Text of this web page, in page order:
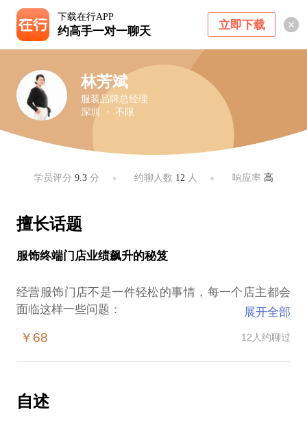
下载在行APP
约高手一对一聊天 立即下载
林芳斌
服装品牌总经理
深圳 ・ 不限
学员评分9.3 分 约聊人数 12 人 响应率 高
擅长话题
服饰终端门店业绩飙升的秘笈
经营服饰门店不是一件轻松的事情，每一个店主都会
面临这样一些问题：
如何提升客单价？
门店业绩，那么你需要一套简单、实效的业绩改善方
法；需要从实体店到网商，让顾客知道你、走进你、
展开全部
￥68 12人约聊过
自述